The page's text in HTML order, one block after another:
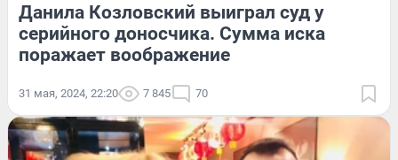
Данила Козловский выиграл суд у
серийного доносчика. Сумма иска
поражает воображение
31 мая, 2024, 22:20 7 845 70